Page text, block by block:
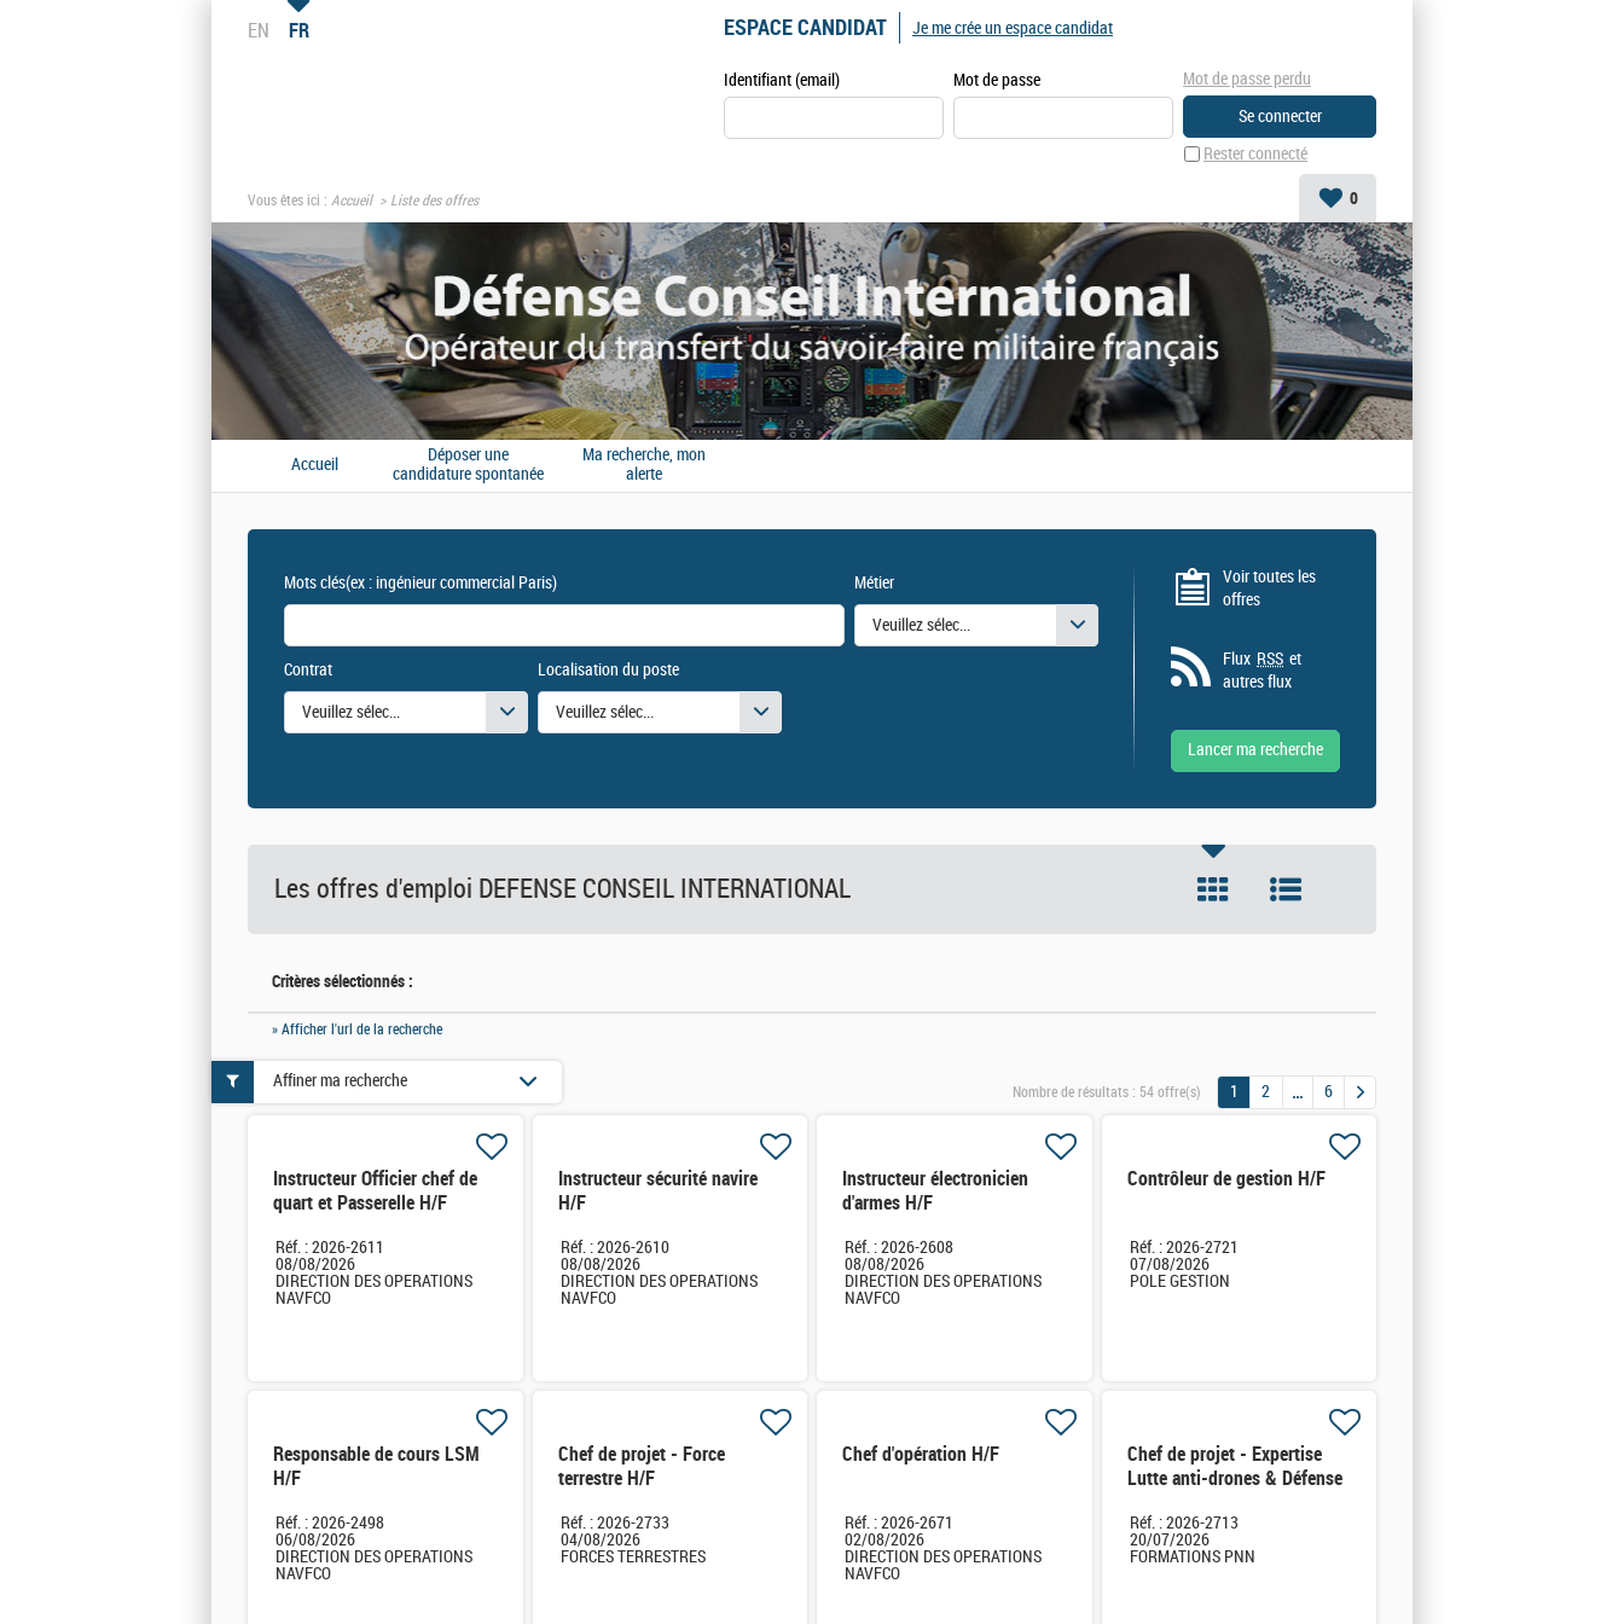
EN FR ESPACE CANDIDAT
Identifiant (email) Mot de passe
Rester connecté
Mot de passe perdu
Je me crée un espace candidat
Vous êtes ici : Accueil Liste des offres 0
Accueil
Déposer une
candidature spontanée
Ma recherche, mon
alerte
Mots clés(ex : ingénieur commercial Paris) Métier
Veuillez sélectionner une ou des valeurs
Contrat
Veuillez sélectionner une ou des valeurs
Localisation du poste
Veuillez sélectionner une ou des valeurs
Voir toutes les
offres
Flux RSS et
autres flux
Les offres d'emploi DEFENSE CONSEIL INTERNATIONAL
Critères sélectionnés :
» Afficher l'url de la recherche
Nombre de résultats : 54 offre(s) 1 2 6
Instructeur Officier chef de
quart et Passerelle H/F
Réf. : 2026-2611
08/08/2026
DIRECTION DES OPERATIONS
NAVFCO
Instructeur sécurité navire
H/F
Réf. : 2026-2610
08/08/2026
DIRECTION DES OPERATIONS
NAVFCO
Instructeur électronicien
d'armes H/F
Réf. : 2026-2608
08/08/2026
DIRECTION DES OPERATIONS
NAVFCO
Contrôleur de gestion H/F
Réf. : 2026-2721
07/08/2026
POLE GESTION
Responsable de cours LSM
H/F
Réf. : 2026-2498
06/08/2026
DIRECTION DES OPERATIONS
NAVFCO
Chef de projet - Force
terrestre H/F
Réf. : 2026-2733
04/08/2026
FORCES TERRESTRES
Chef d'opération H/F
Réf. : 2026-2671
02/08/2026
DIRECTION DES OPERATIONS
NAVFCO
Chef de projet - Expertise
Lutte anti-drones & Défense
Réf. : 2026-2713
20/07/2026
FORMATIONS PNN
Affiner ma recherche